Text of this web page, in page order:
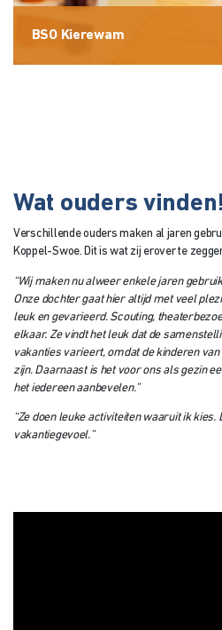
BSO Kierewam
Wat ouders vinden!
Verschillende ouders maken al jaren
Koppel-Swoe. Dit is wat zij erover te
“Wij maken nu alweer enkele jaren
Onze dochter gaat hier altijd met veel
leuk en gevarieerd. Scouting,
elkaar. Ze vindt het leuk dat de
vakanties varieert, omdat de kinderen
zijn. Daarnaast is het voor ons als gezin
het iedereen aanbevelen.”
“Ze doen leuke activiteiten waaruit ik kies.
vakantiegevoel.”